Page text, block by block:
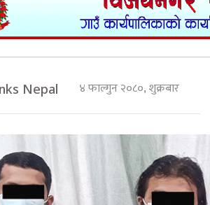
Nepal ४ फाल्गुन २०८०, शुक्रबार